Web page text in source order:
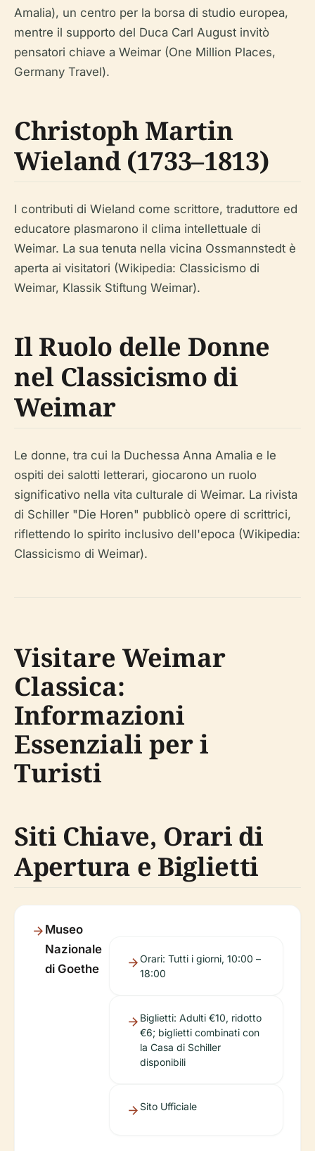
Amalia), un centro per la borsa di studio europea,
mentre il supporto del Duca Carl August invitò
pensatori chiave a Weimar (One Million Places,
Germany Travel).
Christoph Martin
Wieland (1733–1813)
I contributi di Wieland come scrittore, traduttore ed
educatore plasmarono il clima intellettuale di
Weimar. La sua tenuta nella vicina Ossmannstedt è
aperta ai visitatori (Wikipedia: Classicismo di
Weimar, Klassik Stiftung Weimar).
Il Ruolo delle Donne
nel Classicismo di
Weimar
Le donne, tra cui la Duchessa Anna Amalia e le
ospiti dei salotti letterari, giocarono un ruolo
significativo nella vita culturale di Weimar. La rivista
di Schiller "Die Horen" pubblicò opere di scrittrici,
riflettendo lo spirito inclusivo dell'epoca (Wikipedia:
Classicismo di Weimar).
Visitare Weimar
Classica:
Informazioni
Essenziali per i
Turisti
Siti Chiave, Orari di
Apertura e Biglietti
Museo
Nazionale
di Goethe
Orari: Tutti i giorni, 10:00 –
18:00
Biglietti: Adulti €10, ridotto
€6; biglietti combinati con
la Casa di Schiller
disponibili
Sito Ufficiale